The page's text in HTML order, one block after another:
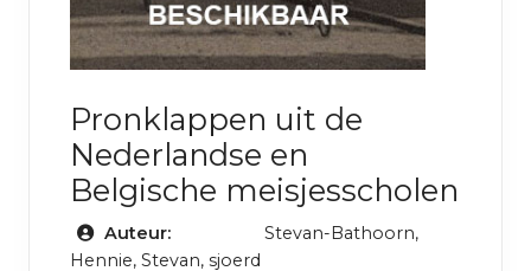
Pronklappen uit de
Nederlandse en
Belgische meisjesscholen
Auteur:
Stevan-Bathoorn,
Hennie, Stevan, sjoerd